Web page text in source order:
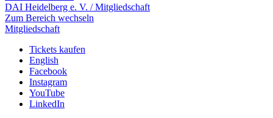
DAI Heidelberg e. V. / Mitgliedschaft
Zum Bereich wechseln
Mitgliedschaft
Tickets kaufen
English
Facebook
Instagram
YouTube
LinkedIn